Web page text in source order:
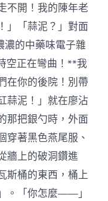
不開！我的陳年老
」「蒜泥？」對面
的中藥味電子雜
空正在彎曲！**我
在你的後院！別帶
泥！」就在廖沾
那把銀勺時，外面
穿著黑色燕尾服、
牆上的破洞鑽進
斯桶的東西，桶上
。「你怎麼——」